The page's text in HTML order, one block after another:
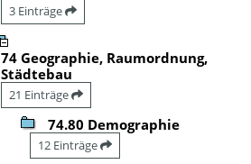
3 Einträge
74 Geographie, Raumordnung,
Städtebau
21 Einträge
74.80 Demographie
12 Einträge